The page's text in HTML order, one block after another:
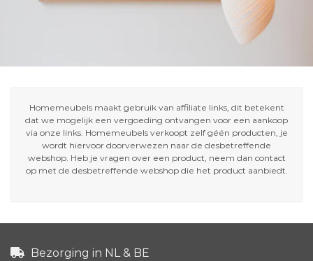
Homemeubels maakt gebruik van affiliate links, dit betekent
dat we mogelijk een vergoeding ontvangen voor een aankoop
via onze links. Homemeubels verkoopt zelf géén producten, je
wordt hiervoor doorverwezen naar de desbetreffende
webshop. Heb je vragen over een product, neem dan contact
op met de desbetreffende webshop die het product aanbiedt.
Bezorging in NL & BE